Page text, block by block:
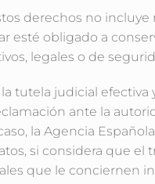
derechos no incluye
esté obligado a
legales o de
tutela judicial efectiva
ante la
la Agencia
si considera que el
que le conciernen